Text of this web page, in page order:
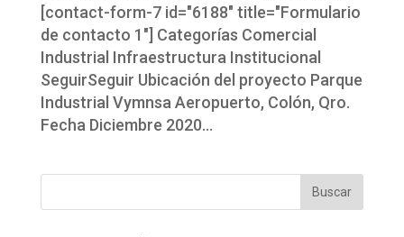
[contact-form-7 id="6188" title="Formulario
de contacto 1"] Categorías Comercial
Industrial Infraestructura Institucional
SeguirSeguir Ubicación del proyecto Parque
Industrial Vymnsa Aeropuerto, Colón, Qro.
Fecha Diciembre 2020...